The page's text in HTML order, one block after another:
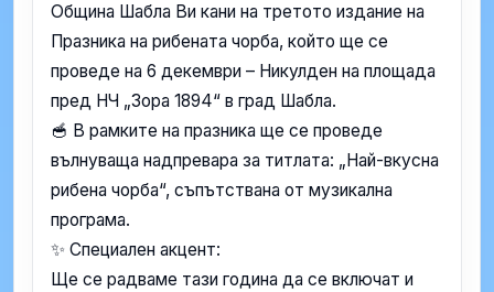
Община Шабла Ви кани на третото издание на
Празника на рибената чорба, който ще се
проведе на 6 декември – Никулден на площада
пред НЧ „Зора 1894“ в град Шабла.
🥣 В рамките на празника ще се проведе
вълнуваща надпревара за титлата: „Най-вкусна
рибена чорба“, съпътствана от музикална
програма.
✨ Специален акцент:
Ще се радваме тази година да се включат и